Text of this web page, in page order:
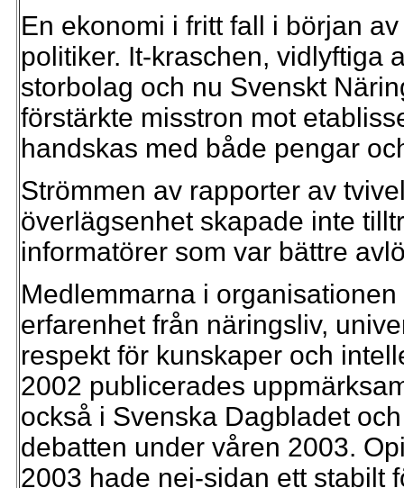
En ekonomi i fritt fall i början
politiker. It-kraschen, vidlyftiga
storbolag och nu Svenskt
förstärkte misstron mot
handskas med både pengar
Strömmen av rapporter av
överlägsenhet skapade inte
informatörer som var bättre
Medlemmarna i
erfarenhet från näringsliv,
respekt för kunskaper och
2002 publicerades
också i Svenska Dagbladet
debatten under våren 2003.
2003 hade nej-sidan ett stabilt